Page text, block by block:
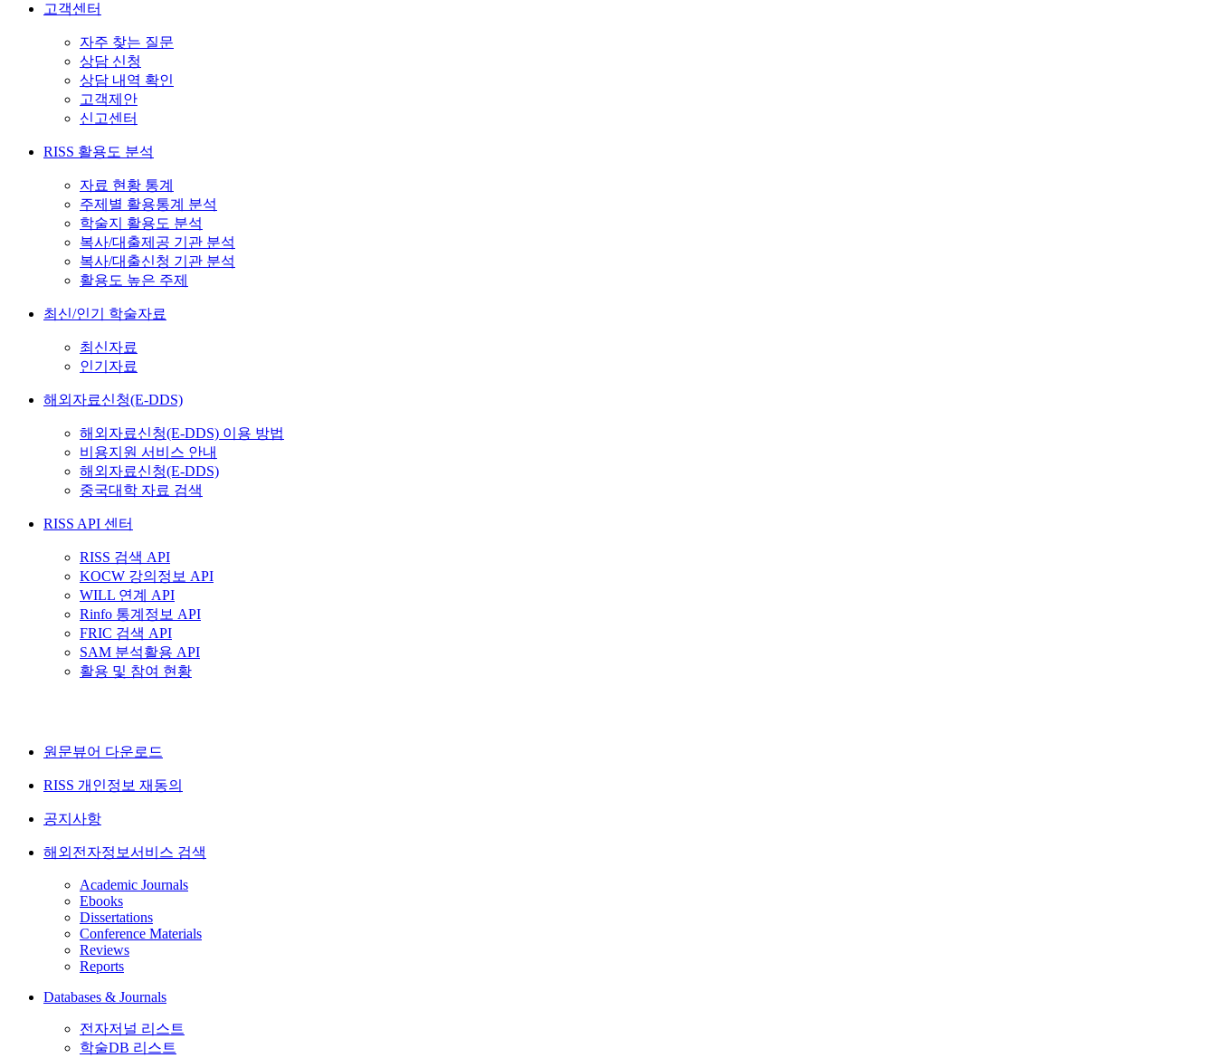
고객센터
자주 찾는 질문
상담 신청
상담 내역 확인
고객제안
신고센터
RISS 활용도 분석
자료 현황 통계
주제별 활용통계 분석
학술지 활용도 분석
복사/대출제공 기관 분석
복사/대출신청 기관 분석
활용도 높은 주제
최신/인기 학술자료
최신자료
인기자료
해외자료신청(E-DDS)
해외자료신청(E-DDS) 이용 방법
비용지원 서비스 안내
해외자료신청(E-DDS)
중국대학 자료 검색
RISS API 센터
RISS 검색 API
KOCW 강의정보 API
WILL 연계 API
Rinfo 통계정보 API
FRIC 검색 API
SAM 분석활용 API
활용 및 참여 현황
원문뷰어 다운로드
RISS 개인정보 재동의
공지사항
해외전자정보서비스 검색
Academic Journals
Ebooks
Dissertations
Conference Materials
Reviews
Reports
Databases & Journals
전자저널 리스트
학술DB 리스트